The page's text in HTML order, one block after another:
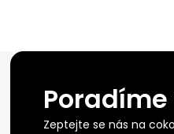
Zeptejte se nás na